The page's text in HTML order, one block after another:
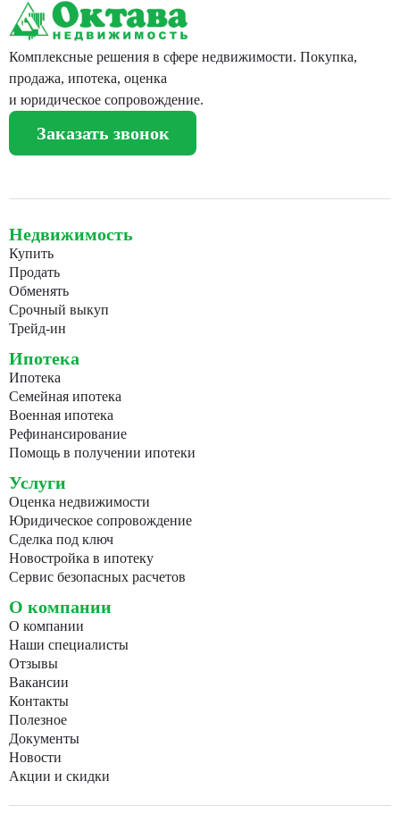
Комплексные решения в сфере недвижимости. Покупка,
продажа, ипотека, оценка
и юридическое сопровождение.
Заказать звонок
Недвижимость
Купить
Продать
Обменять
Срочный выкуп
Трейд-ин
Ипотека
Ипотека
Семейная ипотека
Военная ипотека
Рефинансирование
Помощь в получении ипотеки
Услуги
Оценка недвижимости
Юридическое сопровождение
Сделка под ключ
Новостройка в ипотеку
Сервис безопасных расчетов
О компании
О компании
Наши специалисты
Отзывы
Вакансии
Контакты
Полезное
Документы
Новости
Акции и скидки